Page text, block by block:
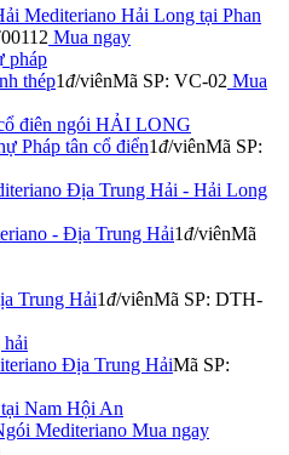
Mediteriano Hải Long tại Phan
Mua ngay
thép1đ/viênMã SP: VC-02 Mua
Pháp tân cổ điển1đ/viênMã SP:
- Địa Trung Hải1đ/viênMã
Trung Hải1đ/viênMã SP: DTH-
Địa Trung HảiMã SP:
Mediteriano Mua ngay